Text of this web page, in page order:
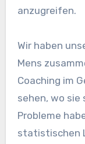
anzugreifen.
Wir haben
Mens
Coaching im
sehen, wo sie
Probleme
statistischen